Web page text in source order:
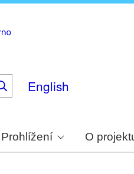
English
Prohlížení O